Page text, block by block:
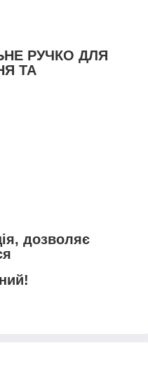
РУЧКО ДЛЯ
ТА
дозволяє